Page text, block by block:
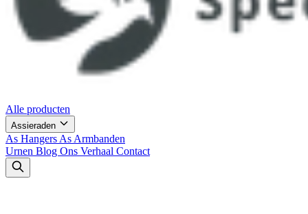
Alle producten
Assieraden
As Hangers As Armbanden
Urnen Blog Ons Verhaal Contact